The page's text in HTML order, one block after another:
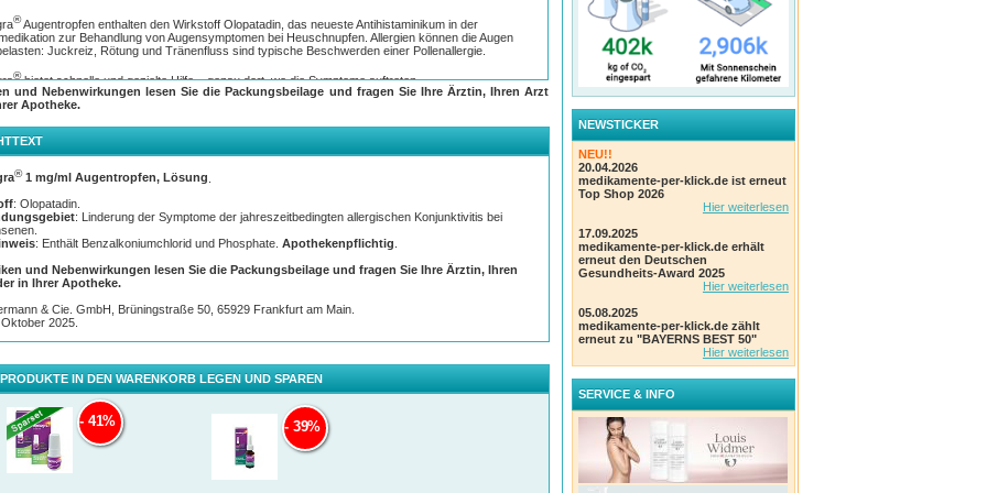
®Augentropfen enthalten den Wirkstoff Olopatadin, das neueste Antihistaminikum in der
zur Behandlung von Augensymptomen bei Heuschnupfen. Allergien können die Augen
Juckreiz, Rötung und Tränenfluss sind typische Beschwerden einer Pollenallergie.
®bietet schnelle und gezielte Hilfe – genau dort, wo die Symptome auftreten.
lindern Beschwerden der saisonalen allergischen Bindehautentzündung schnell (in 3
geeignet.
täglich 1 Tropfen pro betroffenes Auge
Kontaktlinsenträger: morgens 15 Minuten vor dem Einsetzen und abends nach dem Entfernen
und Nebenwirkungen lesen Sie die Packungsbeilage und fragen Sie Ihre Ärztin, Ihren Arzt
Apotheke.
®1 mg/ml Augentropfen, Lösung
: Olopatadin.
: Linderung der Symptome der jahreszeitbedingten allergischen Konjunktivitis bei
: Enthält Benzalkoniumchlorid und Phosphate. Apothekenpflichtig.
und Nebenwirkungen lesen Sie die Packungsbeilage und fragen Sie Ihre Ärztin, Ihren
in Ihrer Apotheke.
& Cie. GmbH, Brüningstraße 50, 65929 Frankfurt am Main.
Oktober 2025.
IN DEN WARENKORB LEGEN UND SPAREN
41% 39%
NEWSTICKER
NEU!!
20.04.2026
medikamente-per-klick.de ist erneut
Top Shop 2026
Hier weiterlesen
17.09.2025
medikamente-per-klick.de erhält
erneut den Deutschen
Gesundheits-Award 2025
Hier weiterlesen
05.08.2025
medikamente-per-klick.de zählt
erneut zu "BAYERNS BEST 50"
Hier weiterlesen
SERVICE & INFO